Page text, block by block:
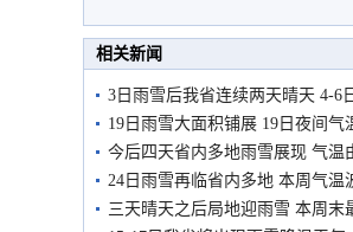
相关新闻
3日雨雪后我省连续两天晴天 4-6
19日雨雪大面积铺展 19日夜间气
今后四天省内多地雨雪展现 气温
24日雨雪再临省内多地 本周气温
三天晴天之后局地迎雨雪 本周